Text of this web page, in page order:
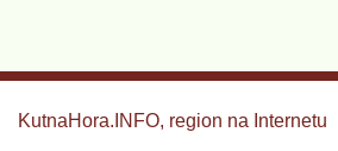
KutnaHora.INFO, region na Internetu